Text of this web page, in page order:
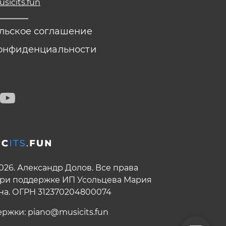
соглашение
Александр Долов. Все права
поддержке ИП Усольцева Мария
ОГРН 312370204800074
piano@musicits.fun